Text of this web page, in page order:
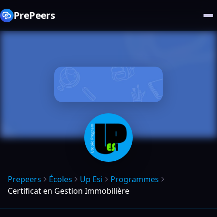
PrePeers
Prepeers Écoles Up Esi
Programmes
Certificat en Gestion Immobilière